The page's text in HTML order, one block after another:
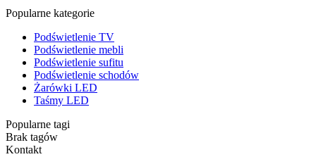
Popularne kategorie
Podświetlenie TV
Podświetlenie mebli
Podświetlenie sufitu
Podświetlenie schodów
Żarówki LED
Taśmy LED
Popularne tagi
Brak tagów
Kontakt